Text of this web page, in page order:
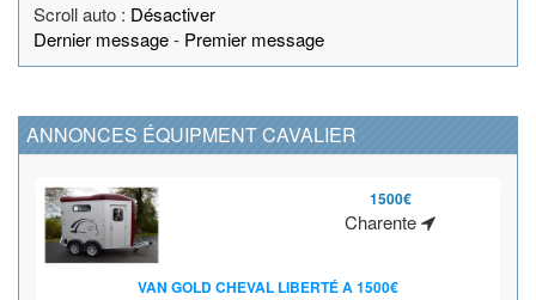
Scroll auto : Désactiver
Dernier message- Premier message
ANNONCES ÉQUIPMENT CAVALIER
1500€
Charente
VAN GOLD CHEVAL LIBERTÉ A 1500€